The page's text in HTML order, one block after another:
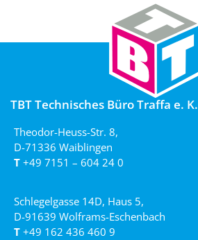
TBT Technisches Büro Traffa e. K.
Theodor-Heuss-Str. 8,
D-71336 Waiblingen
T +49 7151 – 604 24 0
Schlegelgasse 14D, Haus 5,
D-91639 Wolframs-Eschenbach
T +49 162 436 460 9